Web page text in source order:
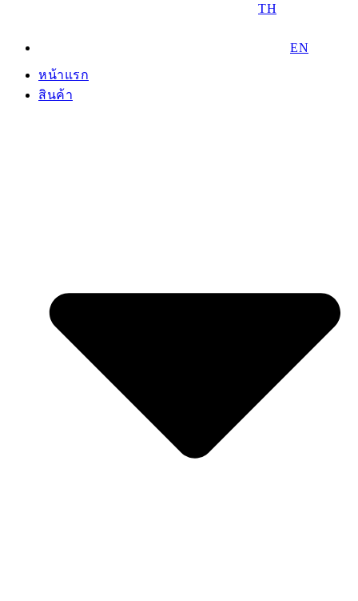
TH
EN
หน้าแรก
สินค้า